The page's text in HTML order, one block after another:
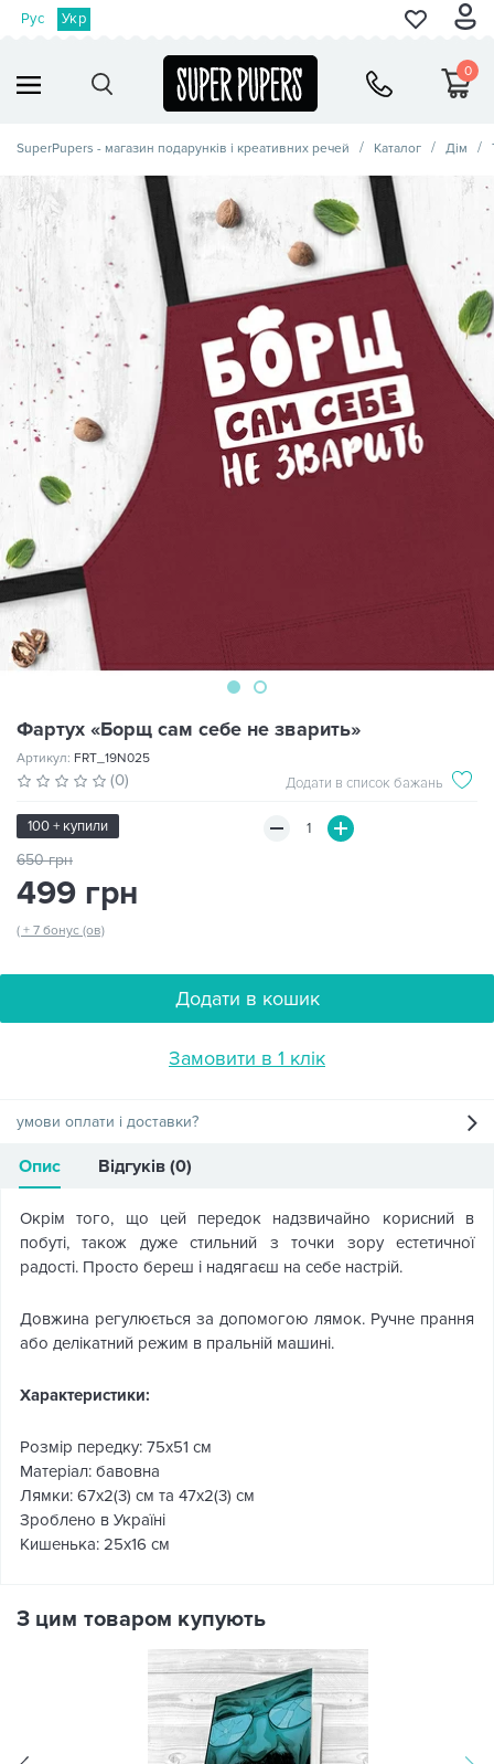
Рус Укр
0
SuperPupers - магазин подарунків і креативних речей Каталог Дім
Фартух «Борщ сам себе не зварить»
Артикул: FRT_19N025
(0) Додати в список бажань
100 + купили
650 грн
499 грн
( + 7 бонус (ов)
Додати в кошик
Замовити в 1 клік
умови оплати і доставки?
Опис Відгуків (0)
Окрім того, що цей передок надзвичайно корисний в
побуті, також дуже стильний з точки зору естетичної
радості. Просто береш і надягаєш на себе настрій.
Довжина регулюється за допомогою лямок. Ручне прання
або делікатний режим в пральній машині.
Характеристики:
Розмір передку: 75х51 см
Матеріал: бавовна
Лямки: 67х2(3) см та 47х2(3) см
Зроблено в Україні
Кишенька: 25х16 см
З цим товаром купують